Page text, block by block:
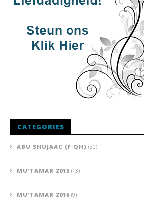
CATEGORIES
ABU SHUJAAC (FIQH) (30)
MU'TAMAR 2015 (13)
MU'TAMAR 2016 (9)